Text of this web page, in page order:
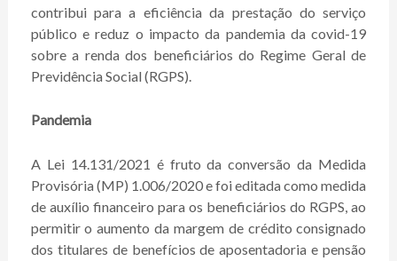
contribui para a eficiência da prestação do serviço
público e reduz o impacto da pandemia da covid-19
sobre a renda dos beneficiários do Regime Geral de
Previdência Social (RGPS).
Pandemia
A Lei 14.131/2021 é fruto da conversão da Medida
Provisória (MP) 1.006/2020 e foi editada como medida
de auxílio financeiro para os beneficiários do RGPS, ao
permitir o aumento da margem de crédito consignado
dos titulares de benefícios de aposentadoria e pensão